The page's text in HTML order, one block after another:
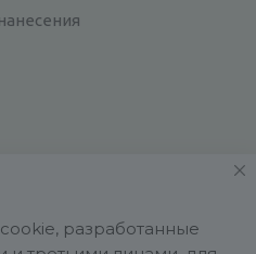
разработанные